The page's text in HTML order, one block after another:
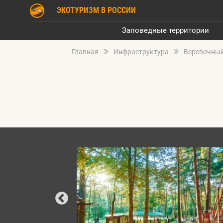
ЭКОТУРИЗМ В РОССИИ
Заповедные территории
Главная Инфраструктура